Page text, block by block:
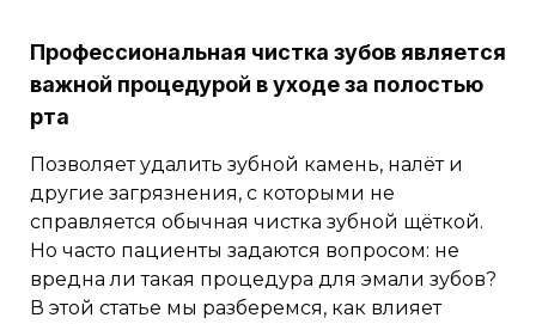
Профессиональная чистка зубов является
важной процедурой в уходе за полостью
рта
Позволяет удалить зубной камень, налёт и
другие загрязнения, с которыми не
справляется обычная чистка зубной щёткой.
Но часто пациенты задаются вопросом: не
вредна ли такая процедура для эмали зубов?
В этой статье мы разберемся, как влияет